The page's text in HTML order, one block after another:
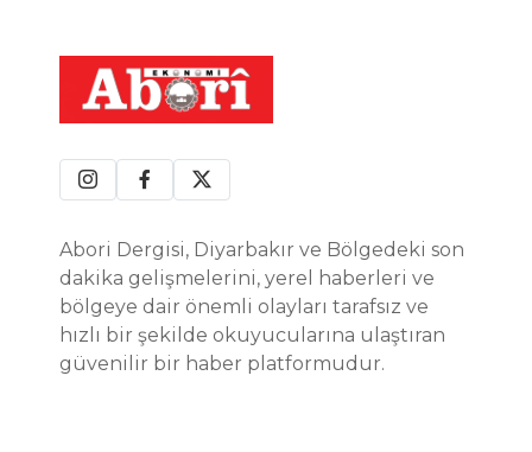
Abori Dergisi, Diyarbakır ve Bölgedeki son
dakika gelişmelerini, yerel haberleri ve
bölgeye dair önemli olayları tarafsız ve
hızlı bir şekilde okuyucularına ulaştıran
güvenilir bir haber platformudur.